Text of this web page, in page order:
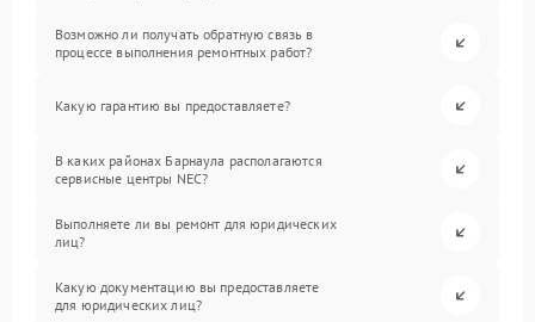
Возможно ли получать обратную связь в
процессе выполнения ремонтных работ?
Какую гарантию вы предоставляете?
В каких районах Барнаула располагаются
сервисные центры NEC?
Выполняете ли вы ремонт для юридических
лиц?
Какую документацию вы предоставляете
для юридических лиц?